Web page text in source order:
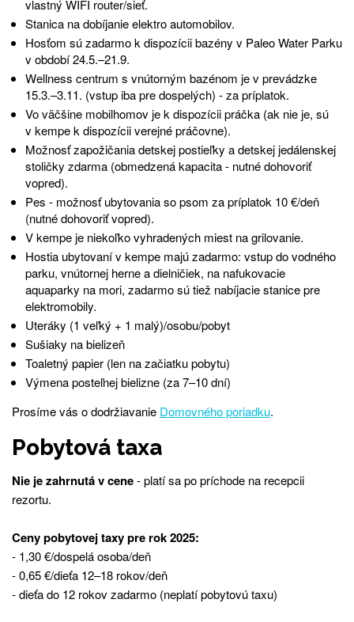
vlastný WIFI router/sieť.
Stanica na dobíjanie elektro automobilov.
Hosťom sú zadarmo k dispozícii bazény v Paleo Water Parku
v období 24.5.–21.9.
Wellness centrum s vnútorným bazénom je v prevádzke
15.3.–3.11. (vstup iba pre dospelých) - za príplatok.
Vo väčšine mobilhomov je k dispozícii práčka (ak nie je, sú
v kempe k dispozícii verejné práčovne).
Možnosť zapožičania detskej postieľky a detskej jedálenskej
stoličky zdarma (obmedzená kapacita - nutné dohovoriť
vopred).
Pes - možnosť ubytovania so psom za príplatok 10 €/deň
(nutné dohovoriť vopred).
V kempe je niekoľko vyhradených miest na grilovanie.
Hostia ubytovaní v kempe majú zadarmo: vstup do vodného
parku, vnútornej herne a dielničiek, na nafukovacie
aquaparky na mori, zadarmo sú tiež nabíjacie stanice pre
elektromobily.
Uteráky (1 veľký + 1 malý)/osobu/pobyt
Sušiaky na bielizeň
Toaletný papier (len na začiatku pobytu)
Výmena posteľnej bielizne (za 7–10 dní)
Prosíme vás o dodržiavanie Domovného poriadku.
Pobytová taxa
Nie je zahrnutá v cene- platí sa po príchode na recepcii
rezortu.
Ceny pobytovej taxy pre rok 2025:
- 1,30 €/dospelá osoba/deň
- 0,65 €/dieťa 12–18 rokov/deň
- dieťa do 12 rokov zadarmo (neplatí pobytovú taxu)